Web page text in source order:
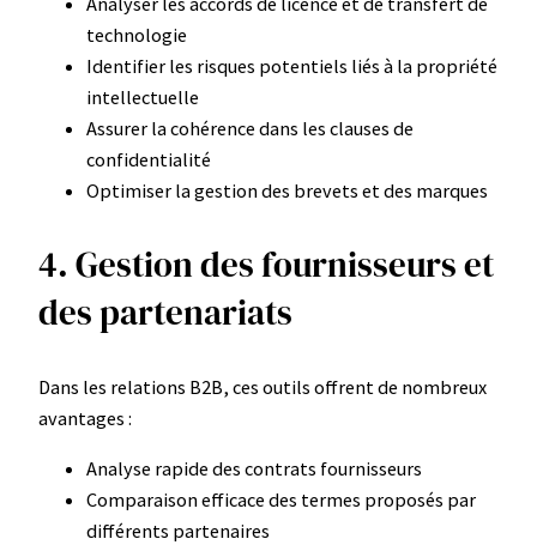
technologie
Identifier les risques potentiels liés à la propriété
intellectuelle
Assurer la cohérence dans les clauses de
confidentialité
Optimiser la gestion des brevets et des marques
4. Gestion des fournisseurs et
des partenariats
Dans les relations B2B, ces outils offrent de nombreux
avantages :
Analyse rapide des contrats fournisseurs
Comparaison efficace des termes proposés par
différents partenaires